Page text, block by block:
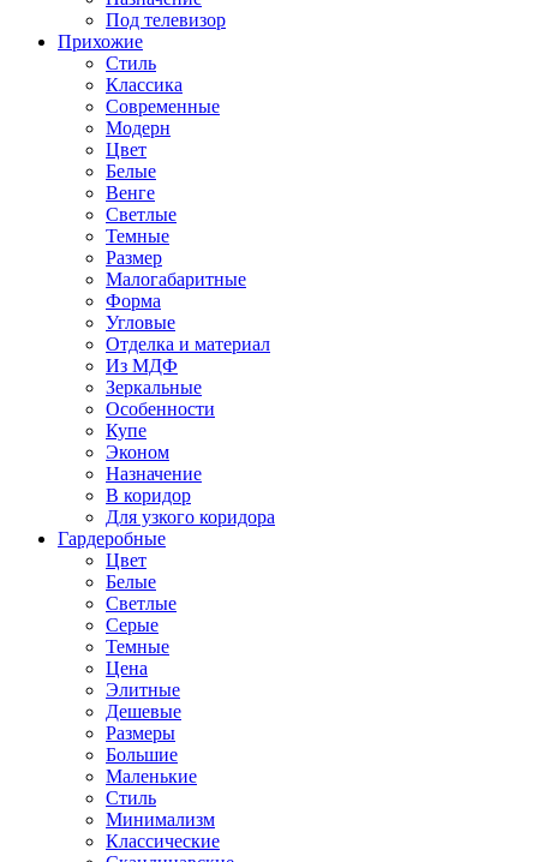
Под телевизор
Прихожие
Стиль
Классика
Современные
Модерн
Цвет
Белые
Венге
Светлые
Темные
Размер
Малогабаритные
Форма
Угловые
Отделка и материал
Из МДФ
Зеркальные
Особенности
Купе
Эконом
Назначение
В коридор
Для узкого коридора
Гардеробные
Цвет
Белые
Светлые
Серые
Темные
Цена
Элитные
Дешевые
Размеры
Большие
Маленькие
Стиль
Минимализм
Классические